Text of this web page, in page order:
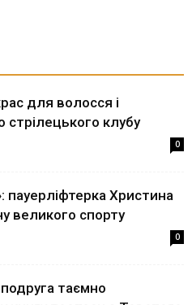
для волосся і
стрілецького клубу
0
пауерліфтерка Христина
великого спорту
0
таємно